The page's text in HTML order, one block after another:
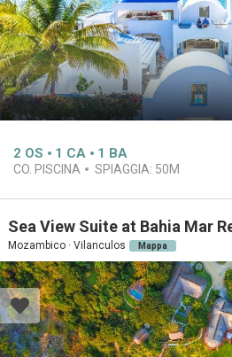
2 OS 1 CA 1 BA
CO. PISCINA SPIAGGIA: 50M
Sea View Suite at Bahia Mar
Mozambico · Vilanculos Mappa